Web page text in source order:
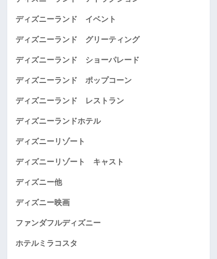
ディズニーランド イベント
ディズニーランド グリーティング
ディズニーランド ショーパレード
ディズニーランド ポップコーン
ディズニーランド レストラン
ディズニーランドホテル
ディズニーリゾート
ディズニーリゾート キャスト
ディズニー他
ディズニー映画
ファンダフルディズニー
ホテルミラコスタ